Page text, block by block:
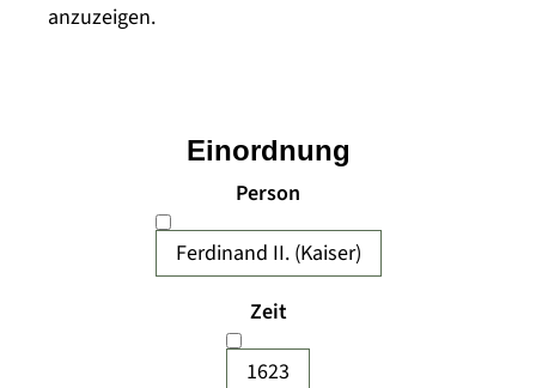
anzuzeigen.
Person
Ferdinand II. (Kaiser)
Zeit
1623
Einordnung